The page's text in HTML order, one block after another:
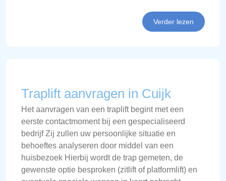
Verder lezen
Traplift aanvragen in Cuijk
Het aanvragen van een traplift begint met een
eerste contactmoment bij een gespecialiseerd
bedrijf Zij zullen uw persoonlijke situatie en
behoeftes analyseren door middel van een
huisbezoek Hierbij wordt de trap gemeten, de
gewenste optie besproken (zitlift of platformlift) en